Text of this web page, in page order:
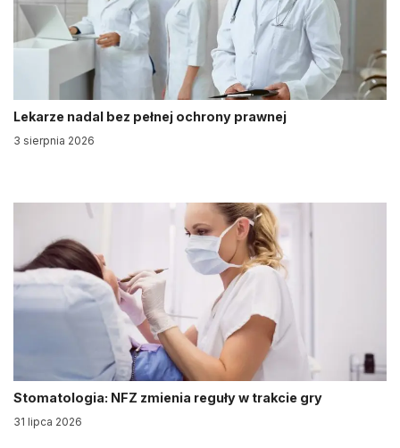
Lekarze nadal bez pełnej ochrony prawnej
3 sierpnia 2026
Stomatologia: NFZ zmienia reguły w trakcie gry
31 lipca 2026